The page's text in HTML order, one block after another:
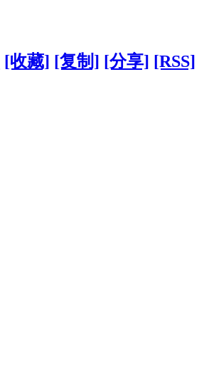
[收藏] [复制] [分享] [RSS]